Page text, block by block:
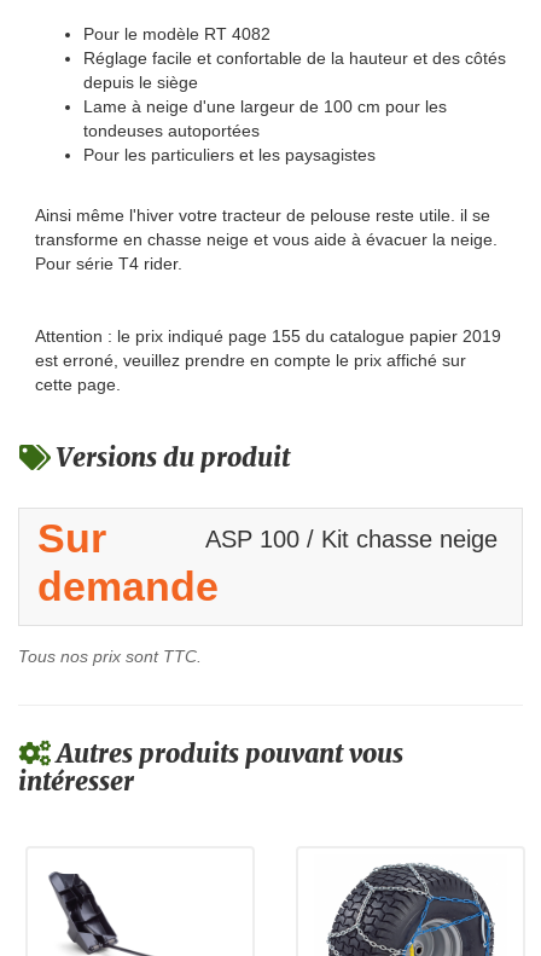
Pour le modèle RT 4082
Réglage facile et confortable de la hauteur et des côtés
depuis le siège
Lame à neige d'une largeur de 100 cm pour les
tondeuses autoportées
Pour les particuliers et les paysagistes
Ainsi même l'hiver votre tracteur de pelouse reste utile. il se
transforme en chasse neige et vous aide à évacuer la neige.
Pour série T4 rider.
Attention : le prix indiqué page 155 du catalogue papier 2019
est erroné, veuillez prendre en compte le prix affiché sur
cette page.
Versions du produit
Sur
demande
ASP 100 / Kit chasse neige
Tous nos prix sont TTC.
Autres produits pouvant vous
intéresser